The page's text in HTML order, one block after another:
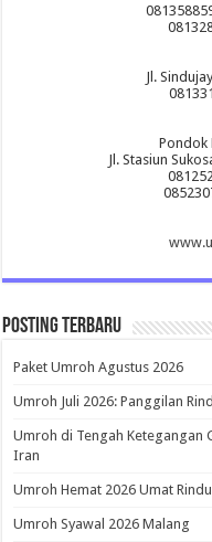
Jl.
Pondok
Jl. Stasiun
Posting Terbaru
Paket Umroh Agustus 2026
Umroh Juli 2026: Panggilan
Umroh di Tengah Ketegangan
Iran
Umroh Hemat 2026 Umat
Umroh Syawal 2026 Malang